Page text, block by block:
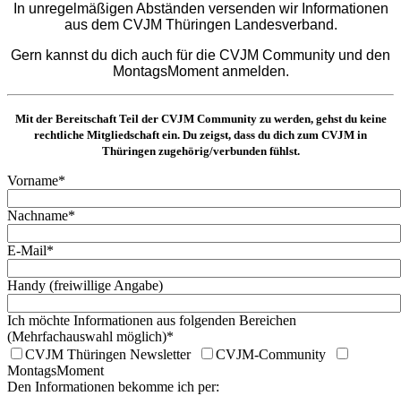
In unregelmäßigen Abständen versenden wir Informationen
aus dem CVJM Thüringen Landesverband.
Gern kannst du dich auch für die CVJM Community und den
MontagsMoment anmelden.
Mit der Bereitschaft Teil der CVJM Community zu werden, gehst du keine
rechtliche Mitgliedschaft ein. Du zeigst, dass du dich zum CVJM in
Thüringen zugehörig/verbunden fühlst.
Vorname*
Nachname*
E-Mail*
Handy (freiwillige Angabe)
Ich möchte Informationen aus folgenden Bereichen
(Mehrfachauswahl möglich)*
CVJM Thüringen Newsletter
CVJM-Community
MontagsMoment
Den Informationen bekomme ich per: